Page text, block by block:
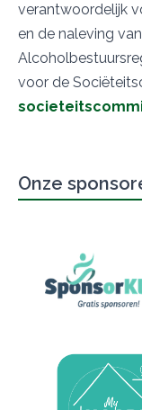
verantwoordelijk
en de naleving
voor de
Onze